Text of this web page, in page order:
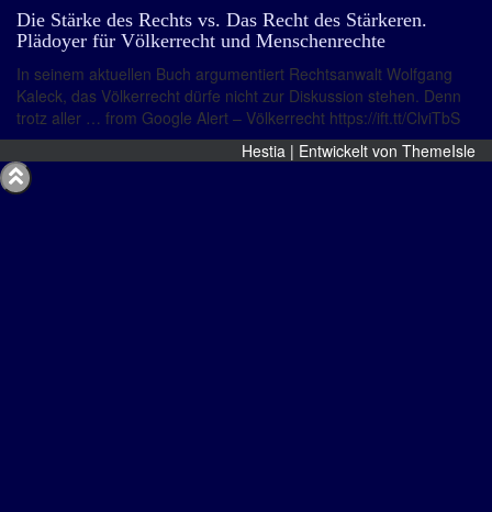
Die Stärke des Rechts vs. Das Recht des Stärkeren.
Plädoyer für Völkerrecht und Menschenrechte
In seinem aktuellen Buch argumentiert Rechtsanwalt Wolfgang
Kaleck, das Völkerrecht dürfe nicht zur Diskussion stehen. Denn
trotz aller … from Google Alert – Völkerrecht https://ift.tt/ClviTbS
Hestia | Entwickelt von ThemeIsle